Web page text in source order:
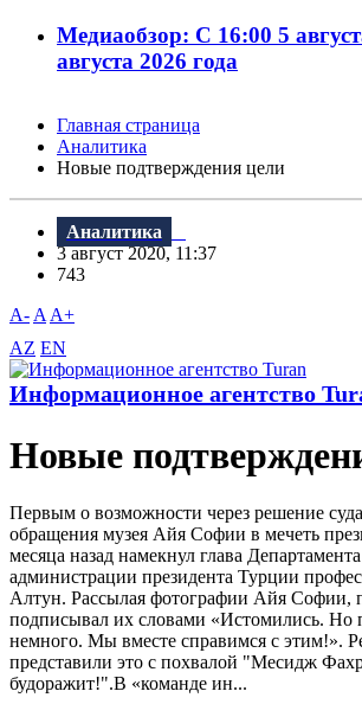
Медиаобзор: С 16:00 5
августа 2026 года
Главная страница
Аналитика
Новые подтверждения цели
Аналитика
3 август 2020, 11:37
743
A- A A+
AZ EN
Информационное агентство
Новые
Первым о возможности через решение
обращения музея Айя Софии в мечеть
месяца назад намекнул глава
администрации президента Турции
Алтун. Рассылая фотографии Айя Софии,
подписывал их словами «Истомились. Но
немного. Мы вместе справимся с этим!».
представили это с похвалой "Месидж
будоражит!".В «команде ин...